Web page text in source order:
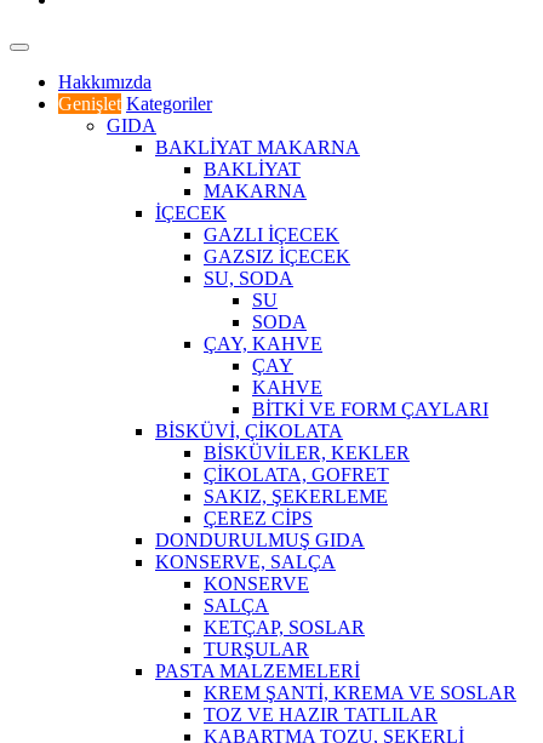
Hakkımızda
Genişlet Kategoriler
GIDA
BAKLİYAT MAKARNA
BAKLİYAT
MAKARNA
İÇECEK
GAZLI İÇECEK
GAZSIZ İÇECEK
SU, SODA
SU
SODA
ÇAY, KAHVE
ÇAY
KAHVE
BİTKİ VE FORM ÇAYLARI
BİSKÜVİ, ÇİKOLATA
BİSKÜVİLER, KEKLER
ÇİKOLATA, GOFRET
SAKIZ, ŞEKERLEME
ÇEREZ CİPS
DONDURULMUŞ GIDA
KONSERVE, SALÇA
KONSERVE
SALÇA
KETÇAP, SOSLAR
TURŞULAR
PASTA MALZEMELERİ
KREM ŞANTİ, KREMA VE SOSLAR
TOZ VE HAZIR TATLILAR
KABARTMA TOZU, ŞEKERLİ